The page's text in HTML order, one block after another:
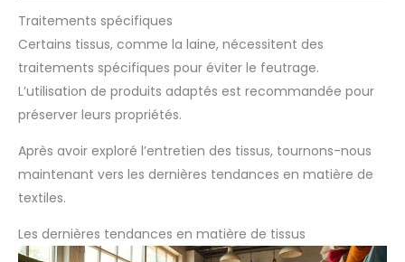
Traitements spécifiques
Certains tissus, comme la laine, nécessitent des
traitements spécifiques pour éviter le feutrage.
L’utilisation de produits adaptés est recommandée pour
préserver leurs propriétés.
Après avoir exploré l’entretien des tissus, tournons-nous
maintenant vers les dernières tendances en matière de
textiles.
Les dernières tendances en matière de tissus